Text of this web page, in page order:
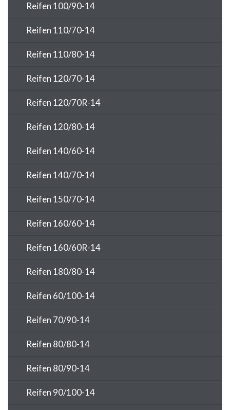
Reifen 100/90-14
Reifen 110/70-14
Reifen 110/80-14
Reifen 120/70-14
Reifen 120/70R-14
Reifen 120/80-14
Reifen 140/60-14
Reifen 140/70-14
Reifen 150/70-14
Reifen 160/60-14
Reifen 160/60R-14
Reifen 180/80-14
Reifen 60/100-14
Reifen 70/90-14
Reifen 80/80-14
Reifen 80/90-14
Reifen 90/100-14